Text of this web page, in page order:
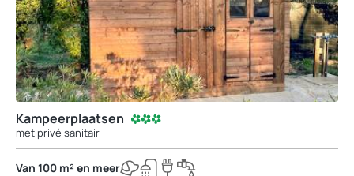
Kampeerplaatsen
met privé sanitair
Van 100 m² en meer